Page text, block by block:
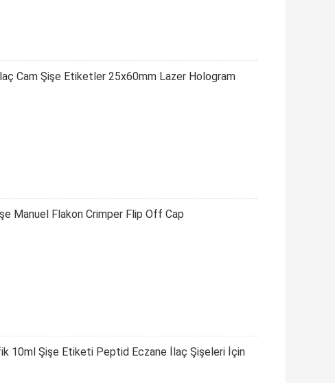
Cam Şişe Etiketler 25x60mm Lazer Hologram
Manuel Flakon Crimper Flip Off Cap
10ml Şişe Etiketi Peptid Eczane İlaç Şişeleri İçin